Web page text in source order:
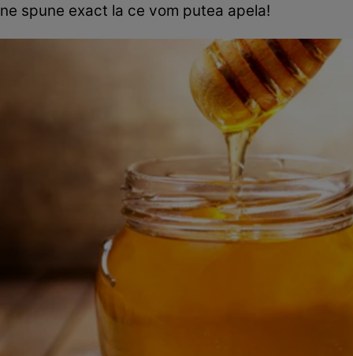
ne spune exact la ce vom putea apela!